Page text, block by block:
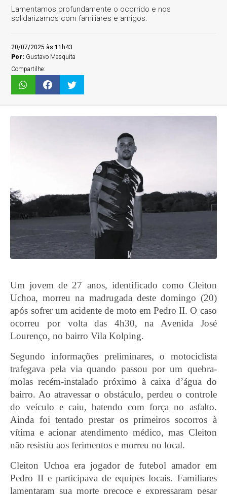
Lamentamos profundamente o ocorrido e nos
solidarizamos com familiares e amigos.
20/07/2025 às 11h43
Por: Gustavo Mesquita
Compartilhe:
Um jovem de 27 anos, identificado como Cleiton
Uchoa, morreu na madrugada deste domingo (20)
após sofrer um acidente de moto em Pedro II. O caso
ocorreu por volta das 4h30, na Avenida José
Lourenço, no bairro Vila Kolping.
Segundo informações preliminares, o motociclista
trafegava pela via quando passou por um quebra-
molas recém-instalado próximo à caixa d’água do
bairro. Ao atravessar o obstáculo, perdeu o controle
do veículo e caiu, batendo com força no asfalto.
Ainda foi tentado prestar os primeiros socorros à
vítima e acionar atendimento médico, mas Cleiton
não resistiu aos ferimentos e morreu no local.
Cleiton Uchoa era jogador de futebol amador em
Pedro II e participava de equipes locais. Familiares
lamentaram sua morte precoce e expressaram pesar